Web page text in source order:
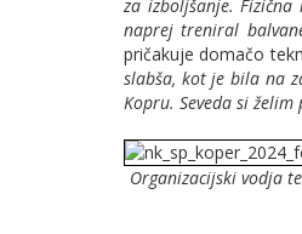
za izboljšanje.
naprej treniral
pričakuje domačo
slabša, kot je bila na
Kopru. Seveda si
Organizacijski vodja